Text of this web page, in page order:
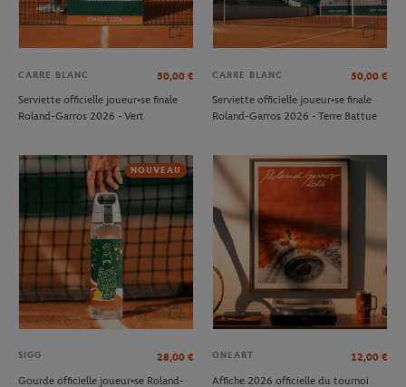
CARRE BLANC 50,00 €
Serviette officielle joueur•se finale
Roland-Garros 2026 - Vert
CARRE BLANC 50,00 €
Serviette officielle joueur•se finale
Roland-Garros 2026 - Terre Battue
NOUVEAU
SIGG 28,00 €
Gourde officielle joueur•se Roland-
ONEART 12,00 €
Affiche 2026 officielle du tournoi